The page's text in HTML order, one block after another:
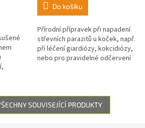
5
hvězdiček.
Do košíku
Přírodní přípravek při napadení
střevních parazitů u koček, např.
při léčení giardiózy, kokcidiózy,
nebo pro pravidelné odčervení
SOUVISEJÍCÍ PRODUKTY